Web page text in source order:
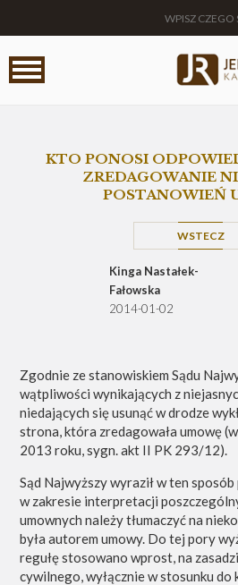
KTO PONOSI
ZREDAGOWANIE
POSTANOWIEŃ
WSTECZ
Kinga Nastałek-
Fałowska
2014-01-02
Zgodnie ze stanowiskiem Sądu
wątpliwości wynikających z
niedających się usunąć w drodze
strona, która zredagowała umowę
2013 roku, sygn. akt II PK 293/12).
Sąd Najwyższy wyraził w ten
w zakresie interpretacji
umownych należy tłumaczyć na
była autorem umowy. Do tej pory
regułę stosowano wprost, na
cywilnego, wyłącznie w stosunku